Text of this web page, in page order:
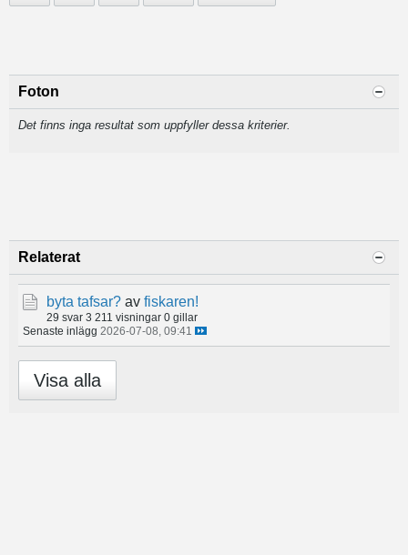
Foton
Det finns inga resultat som uppfyller dessa kriterier.
Relaterat
byta tafsar? av fiskaren!
29 svar 3 211 visningar 0 gillar
Senaste inlägg 2026-07-08, 09:41
Visa alla